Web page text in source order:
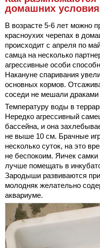
домашних
В возрасте 5-6 лет можно
красноухих черепах в
происходит с апреля по
самца на несколько
агрессивные особи
Накануне спаривания
основных кормов.
соседи не мешали
Температуру воды в
Нередко агрессивный
бассейна, и она
не выше 10 см. Брачные
несколько суток, на это
не беспокоим. Яичек
лучше помещать в
Зародыши развиваются
молодняк желательно
аквариуме.